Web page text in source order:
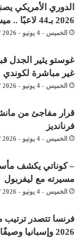
الدوري الأمريكي
2026 بـ44 لاعبًا .. ميسي يتصدر القائمة
الخميس - 4 يونيو - 2026 / 12:59 مساءً
غوستو يثير الجدل
غير مباشرة لكوندي
الخميس - 4 يونيو - 2026 / 11:59 صباحًا
قرار مفاجئ من
فرنانديز
الخميس - 4 يونيو - 2026 / 10:59 صباحًا
– كوناتي يكشف
مسيرته مع ليفربول
الخميس - 4 يونيو - 2026 / 9:59 صباحًا
فرنسا تتصدر ترتيب
2026 وإسبانيا وصيفًا